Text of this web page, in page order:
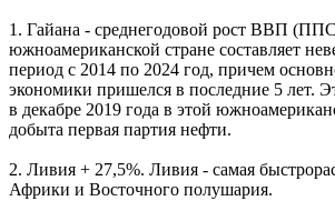
1. Гайана - среднегодовой рост ВВП
южноамериканской стране составляет
период с 2014 по 2024 год, причем
экономики пришелся в последние 5 лет.
в декабре 2019 года в этой
добыта первая партия нефти.
2. Ливия + 27,5%. Ливия - самая
Африки и Восточного полушария.